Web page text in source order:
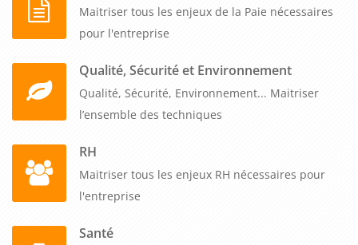
Maitriser tous les enjeux de la Paie nécessaires
pour l'entreprise
Qualité, Sécurité et Environnement
Qualité, Sécurité, Environnement... Maitriser
l’ensemble des techniques
RH
Maitriser tous les enjeux RH nécessaires pour
l'entreprise
Santé